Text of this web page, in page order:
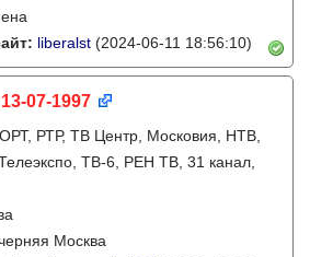
liberalst (2024-06-11 18:56:10)
07-1997
ОРТ, РТР, ТВ Центр, Московия, НТВ,
ТВ-6, РЕН ТВ, 31 канал,
Москва